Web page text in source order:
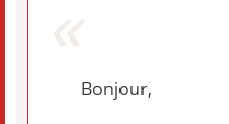
Bonjour,